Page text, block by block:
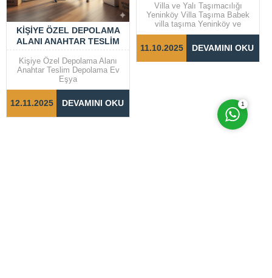
KIŞIYE ÖZEL DEPOLAMA
ALANI ANAHTAR TESLIM
DEPOLAMA EV EŞYA
Kişiye Özel Depolama Alanı
Anahtar Teslim Depolama Ev
Eşya
12.11.2025 DEVAMINI OKU
Villa ve Yalı Taşımacılığı
Yeninköy Villa Taşıma Babek
villa taşıma Yeninköy ve
Bebek gibi prestijli semtlerde
taşıma işlemleri, dikkat ve
özen gerektiren bir süreçtir.
11.10.2025 DEVAMINI OKU
1